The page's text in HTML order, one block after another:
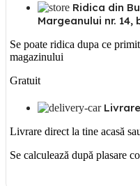
Ridica din
Margeanului nr. 14,
Se poate ridica dupa ce
magazinului
Gratuit
Livrare direct la tine acasă
Se calculează după plasare